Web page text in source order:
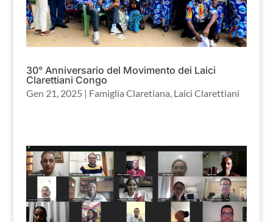
30° Anniversario del Movimento dei Laici
Clarettiani Congo
Gen 21, 2025 | Famiglia Claretiana, Laici Clarettiani